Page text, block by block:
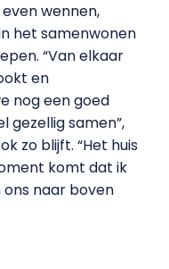
wennen,
het samenwonen
“Van elkaar
en
nog een goed
gezellig samen”,
zo blijft. “Het huis
komt dat ik
ons naar boven